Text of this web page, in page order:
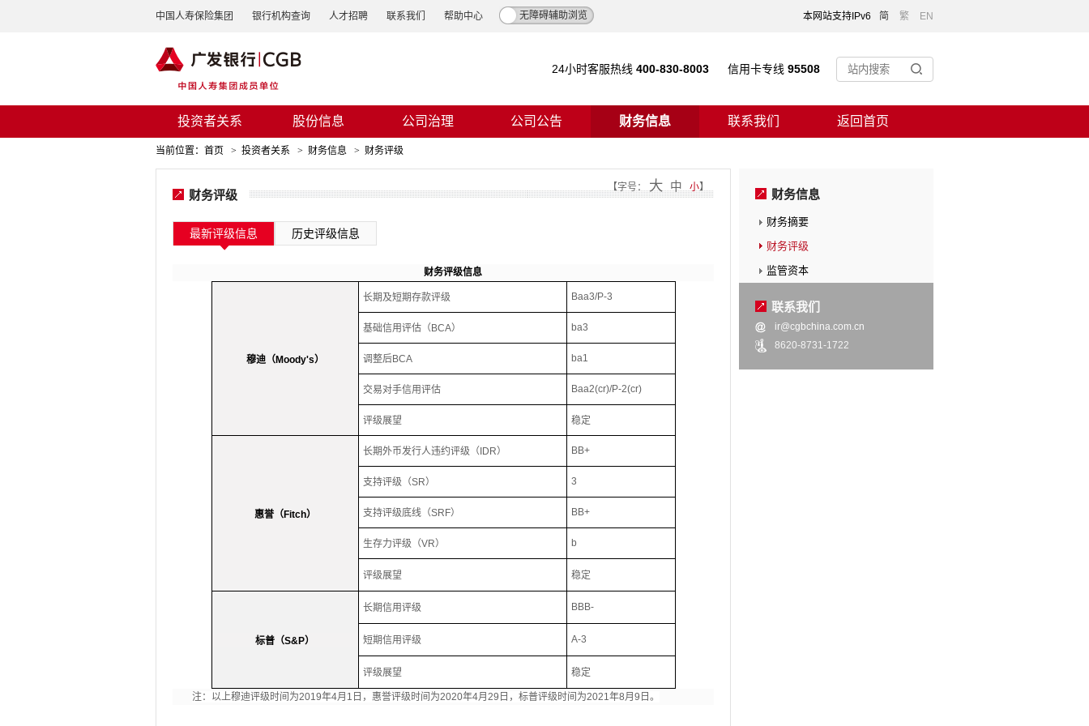
中国人寿保险集团 银行机构查询 人才招聘 联系我们 帮助中心 无障碍辅助浏览 本网站支持IPv6 简 繁 EN
24小时客服热线 400-830-8003 信用卡专线 95508
投资者关系 股份信息 公司治理 公司公告 财务信息 联系我们 返回首页
当前位置： 首页 > 投资者关系 > 财务信息 > 财务评级
【字号： 大 中 小】
财务评级
最新评级信息 历史评级信息
财务评级信息
穆迪（Moody's）
长期及短期存款评级 Baa3/P-3
基础信用评估（ BCA） ba3
调整后BCA ba1
交易对手信用评估 Baa2(cr)/P-2(cr)
评级展望 稳定
惠誉（Fitch）
长期外币发行人违约评级（ IDR） BB+
支持评级（SR） 3
支持评级底线（SRF） BB+
生存力评级（VR） b
评级展望 稳定
标普（S&P）
长期信用评级 BBB-
短期信用评级 A-3
评级展望 稳定
注：以上穆迪评级时间为2019年4月 1 日，惠誉评级时间 为2020年4月29日 ，标普评级时间为2021年8月9 日。
财务信息
财务摘要
财务评级
监管资本
联系我们
ir@cgbchina.com.cn
8620-8731-1722